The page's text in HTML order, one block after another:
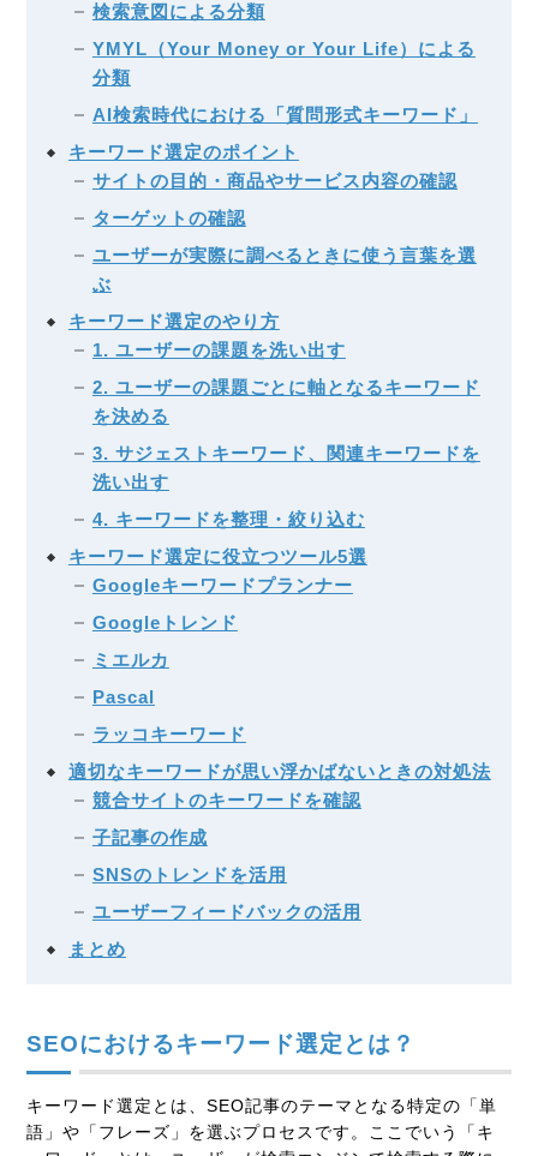
検索意図による分類
YMYL（Your Money or Your Life）による
分類
AI検索時代における「質問形式キーワード」
キーワード選定のポイント
サイトの目的・商品やサービス内容の確認
ターゲットの確認
ユーザーが実際に調べるときに使う言葉を選
ぶ
キーワード選定のやり方
1. ユーザーの課題を洗い出す
2. ユーザーの課題ごとに軸となるキーワード
を決める
3. サジェストキーワード、関連キーワードを
洗い出す
4. キーワードを整理・絞り込む
キーワード選定に役立つツール5選
Googleキーワードプランナー
Googleトレンド
ミエルカ
Pascal
ラッコキーワード
適切なキーワードが思い浮かばないときの対処法
競合サイトのキーワードを確認
子記事の作成
SNSのトレンドを活用
ユーザーフィードバックの活用
まとめ
SEOにおけるキーワード選定とは？
キーワード選定とは、SEO記事のテーマとなる特定の「単
語」や「フレーズ」を選ぶプロセスです。ここでいう「キ